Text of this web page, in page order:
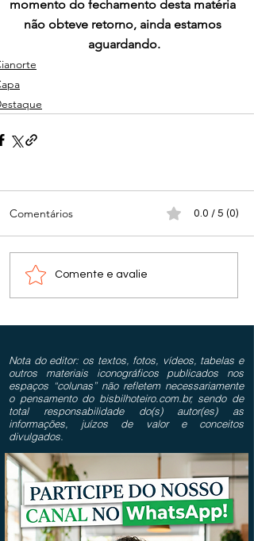
momento do fechamento desta matéria
não obteve retorno, ainda estamos
aguardando.
Comentários 0.0 / 5 (0)
Comente e avalie
Nota do editor: os textos, fotos, vídeos, tabelas e
outros materiais iconográficos publicados nos
espaços “colunas” não refletem necessariamente
o pensamento do bisbilhoteiro.com.br, sendo de
total responsabilidade do(s) autor(es) as
informações, juízos de valor e conceitos
divulgados.